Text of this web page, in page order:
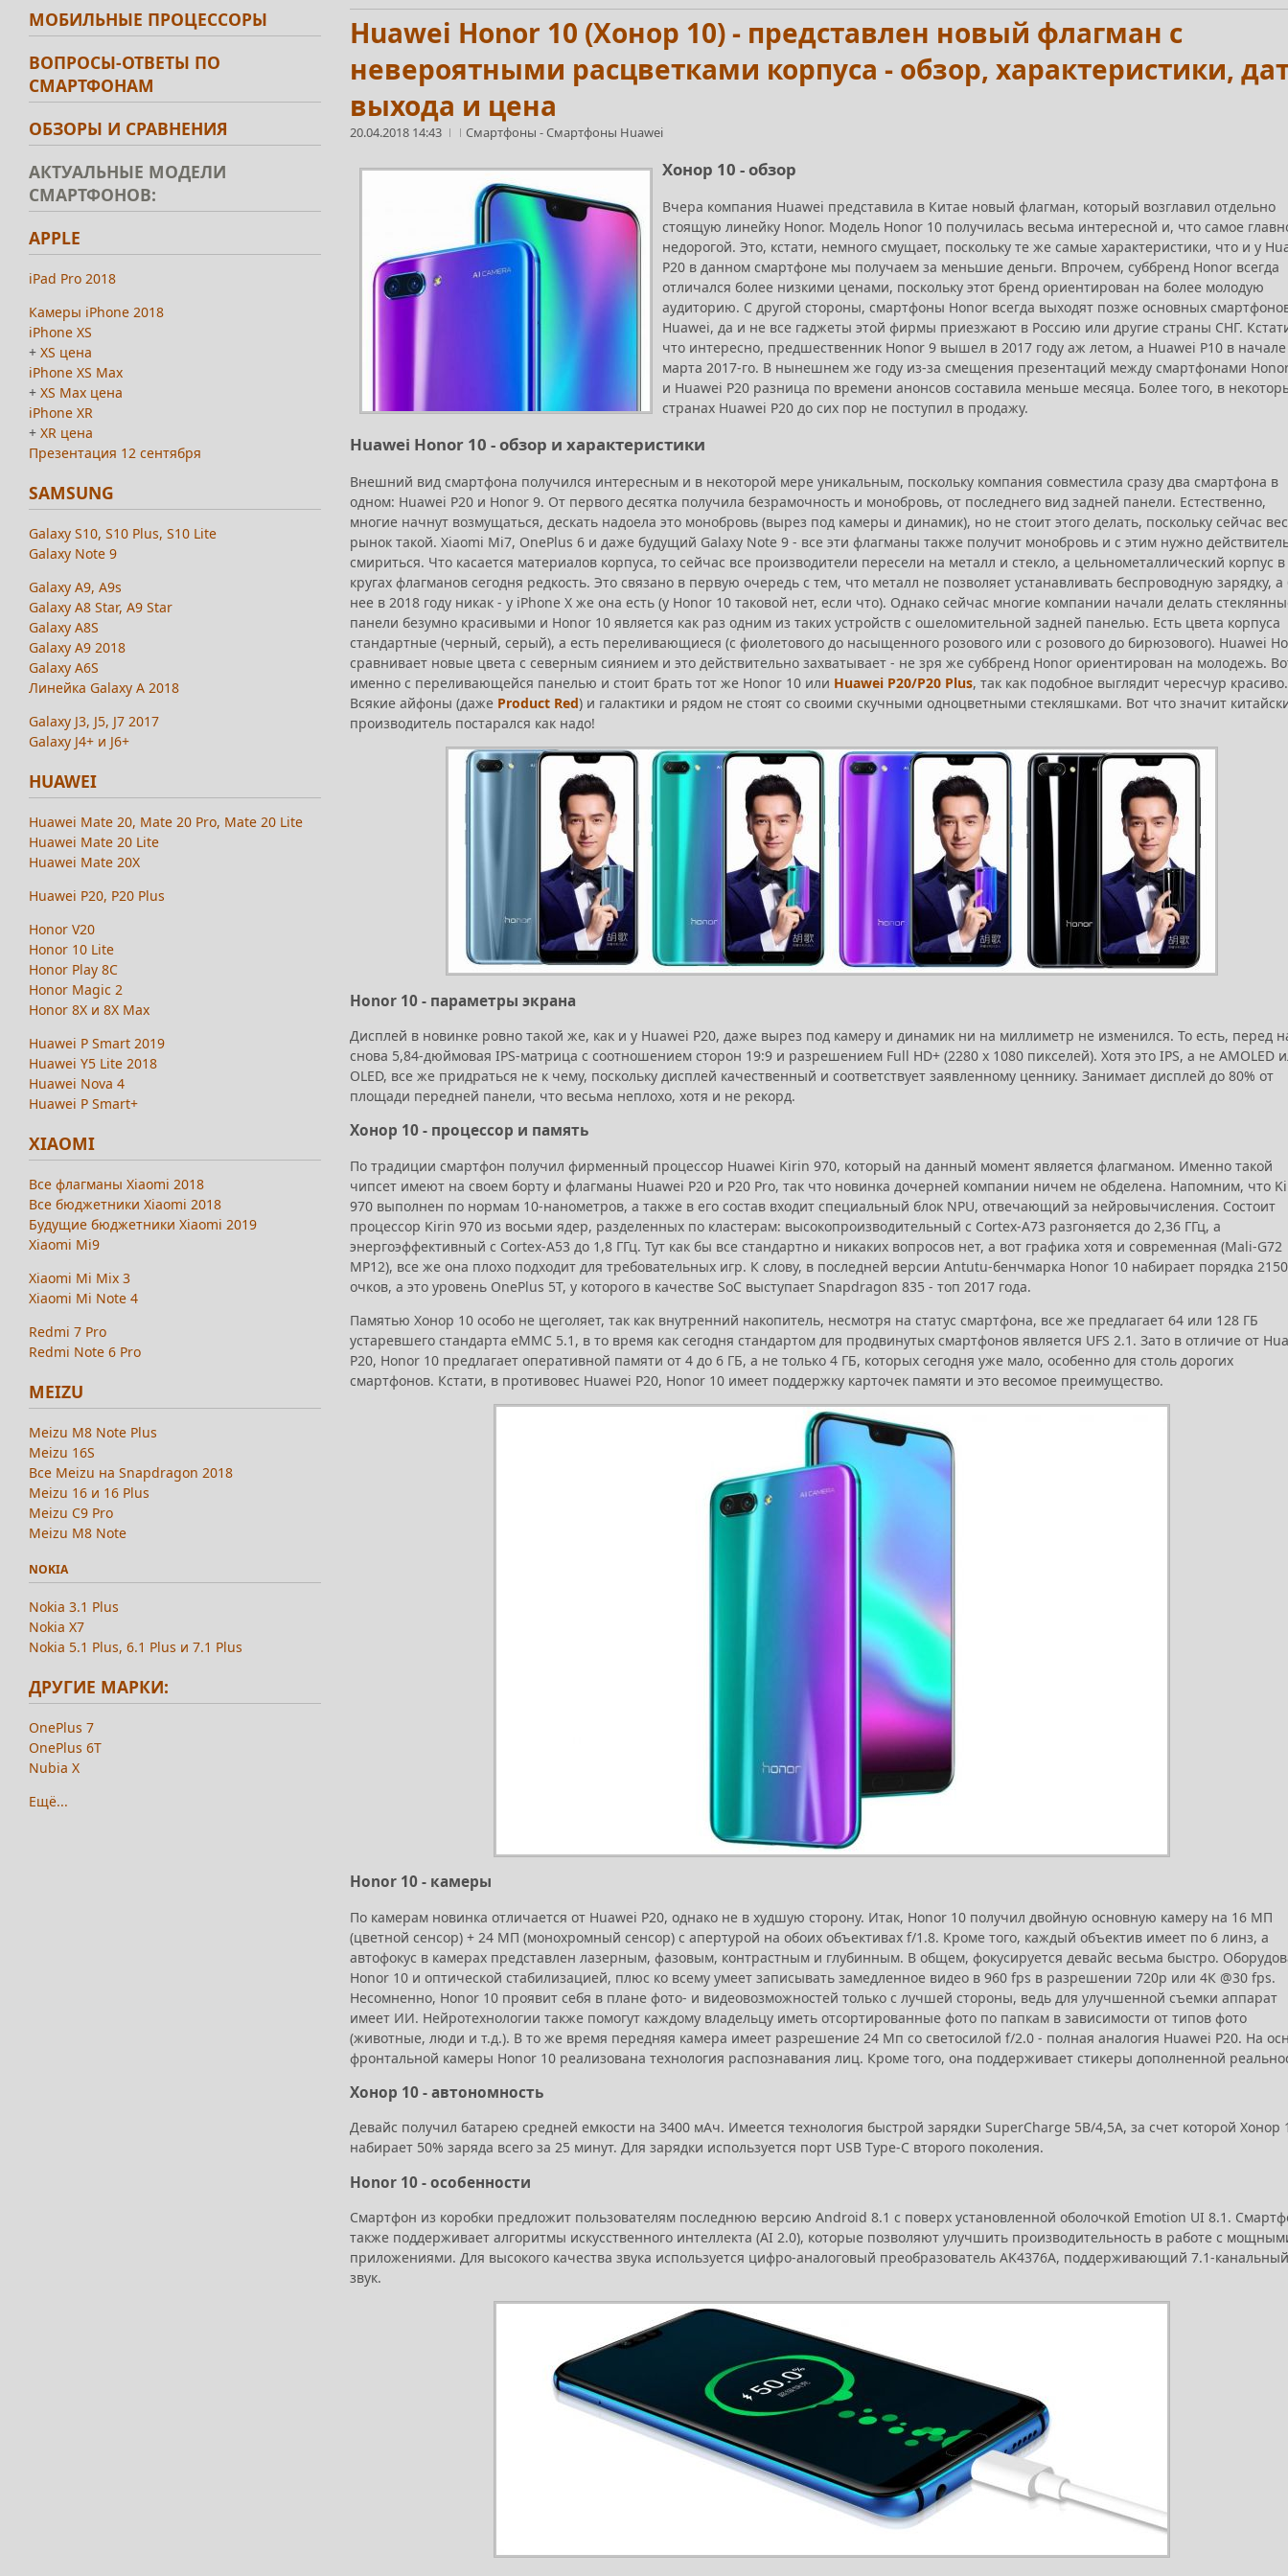
Huawei Honor 10 (Хонор 10) - представлен новый флагман с
невероятными расцветками корпуса - обзор, характеристики,
выхода и цена
20.04.2018 14:43 Смартфоны -Смартфоны Huawei
Хонор 10 - обзор
Вчера компания Huawei представила в Китае новый флагман, который возглавил отдельно
стоящую линейку Honor. Модель Honor 10 получилась весьма интересной и, что самое
недорогой. Это, кстати, немного смущает, поскольку те же самые характеристики, что и у
P20 в данном смартфоне мы получаем за меньшие деньги. Впрочем, суббренд Honor всегда
отличался более низкими ценами, поскольку этот бренд ориентирован на более молодую
аудиторию. С другой стороны, смартфоны Honor всегда выходят позже основных
Huawei, да и не все гаджеты этой фирмы приезжают в Россию или другие страны СНГ.
что интересно, предшественник Honor 9 вышел в 2017 году аж летом, а Huawei P10 в начале
марта 2017-го. В нынешнем же году из-за смещения презентаций между смартфонами
и Huawei P20 разница по времени анонсов составила меньше месяца. Более того, в
странах Huawei P20 до сих пор не поступил в продажу.
Huawei Honor 10 - обзор и характеристики
Внешний вид смартфона получился интересным и в некоторой мере уникальным, поскольку компания совместила сразу два смартфона в
одном: Huawei P20 и Honor 9. От первого десятка получила безрамочность и монобровь, от последнего вид задней панели. Естественно,
многие начнут возмущаться, дескать надоела это монобровь (вырез под камеры и динамик), но не стоит этого делать, поскольку сейчас
рынок такой. Xiaomi Mi7, OnePlus 6 и даже будущий Galaxy Note 9 - все эти флагманы также получит монобровь и с этим нужно
смириться. Что касается материалов корпуса, то сейчас все производители пересели на металл и стекло, а цельнометаллический корпус в
кругах флагманов сегодня редкость. Это связано в первую очередь с тем, что металл не позволяет устанавливать беспроводную зарядку, а
нее в 2018 году никак - у iPhone X же она есть (у Honor 10 таковой нет, если что). Однако сейчас многие компании начали делать
панели безумно красивыми и Honor 10 является как раз одним из таких устройств с ошеломительной задней панелью. Есть цвета корпуса
стандартные (черный, серый), а есть переливающиеся (с фиолетового до насыщенного розового или с розового до бирюзового). Huawei
сравнивает новые цвета с северным сиянием и это действительно захватывает - не зря же суббренд Honor ориентирован на молодежь.
именно с переливающейся панелью и стоит брать тот же Honor 10 или Huawei P20/P20 Plus, так как подобное выглядит чересчур красиво.
Всякие айфоны (даже Product Red) и галактики и рядом не стоят со своими скучными одноцветными стекляшками. Вот что значит
производитель постарался как надо!
Honor 10 - параметры экрана
Дисплей в новинке ровно такой же, как и у Huawei P20, даже вырез под камеру и динамик ни на миллиметр не изменился. То есть, перед
снова 5,84-дюймовая IPS-матрица с соотношением сторон 19:9 и разрешением Full HD+ (2280 х 1080 пикселей). Хотя это IPS, а не AMOLED
OLED, все же придраться не к чему, поскольку дисплей качественный и соответствует заявленному ценнику. Занимает дисплей до 80% от
площади передней панели, что весьма неплохо, хотя и не рекорд.
Хонор 10 - процессор и память
По традиции смартфон получил фирменный процессор Huawei Kirin 970, который на данный момент является флагманом. Именно такой
чипсет имеют на своем борту и флагманы Huawei P20 и P20 Pro, так что новинка дочерней компании ничем не обделена. Напомним, что
970 выполнен по нормам 10-нанометров, а также в его состав входит специальный блок NPU, отвечающий за нейровычисления. Состоит
процессор Kirin 970 из восьми ядер, разделенных по кластерам: высокопроизводительный с Cortex-A73 разгоняется до 2,36 ГГц, а
энергоэффективный с Cortex-A53 до 1,8 ГГц. Тут как бы все стандартно и никаких вопросов нет, а вот графика хотя и современная (Mali-G72
MP12), все же она плохо подходит для требовательных игр. К слову, в последней версии Antutu-бенчмарка Honor 10 набирает порядка
очков, а это уровень OnePlus 5T, у которого в качестве SoC выступает Snapdragon 835 - топ 2017 года.
Памятью Хонор 10 особо не щеголяет, так как внутренний накопитель, несмотря на статус смартфона, все же предлагает 64 или 128 ГБ
устаревшего стандарта eMMC 5.1, в то время как сегодня стандартом для продвинутых смартфонов является UFS 2.1. Зато в отличие от
P20, Honor 10 предлагает оперативной памяти от 4 до 6 ГБ, а не только 4 ГБ, которых сегодня уже мало, особенно для столь дорогих
смартфонов. Кстати, в противовес Huawei P20, Honor 10 имеет поддержку карточек памяти и это весомое преимущество.
Honor 10 - камеры
По камерам новинка отличается от Huawei P20, однако не в худшую сторону. Итак, Honor 10 получил двойную основную камеру на 16 МП
(цветной сенсор) + 24 МП (монохромный сенсор) с апертурой на обоих объективах f/1.8. Кроме того, каждый объектив имеет по 6 линз, а
автофокус в камерах представлен лазерным, фазовым, контрастным и глубинным. В общем, фокусируется девайс весьма быстро.
Honor 10 и оптической стабилизацией, плюс ко всему умеет записывать замедленное видео в 960 fps в разрешении 720р или 4К @30 fps.
Несомненно, Honor 10 проявит себя в плане фото- и видеовозможностей только с лучшей стороны, ведь для улучшенной съемки аппарат
имеет ИИ. Нейротехнологии также помогут каждому владельцу иметь отсортированные фото по папкам в зависимости от типов фото
(животные, люди и т.д.). В то же время передняя камера имеет разрешение 24 Мп со светосилой f/2.0 - полная аналогия Huawei P20. На
фронтальной камеры Honor 10 реализована технология распознавания лиц. Кроме того, она поддерживает стикеры дополненной
Хонор 10 - автономность
Девайс получил батарею средней емкости на 3400 мАч. Имеется технология быстрой зарядки SuperCharge 5В/4,5А, за счет которой Хонор
набирает 50% заряда всего за 25 минут. Для зарядки используется порт USB Type-C второго поколения.
Honor 10 - особенности
Смартфон из коробки предложит пользователям последнюю версию Android 8.1 с поверх установленной оболочкой Emotion UI 8.1.
также поддерживает алгоритмы искусственного интеллекта (AI 2.0), которые позволяют улучшить производительность в работе с
приложениями. Для высокого качества звука используется цифро-аналоговый преобразователь AK4376A, поддерживающий 7.1-канальный
звук.
МОБИЛЬНЫЕ ПРОЦЕССОРЫ
ВОПРОСЫ-ОТВЕТЫ ПО
СМАРТФОНАМ
ОБЗОРЫ И СРАВНЕНИЯ
АКТУАЛЬНЫЕ МОДЕЛИ
СМАРТФОНОВ:
APPLE
iPad Pro 2018
Камеры iPhone 2018
iPhone XS
+ XS цена
iPhone XS Max
+ XS Max цена
iPhone XR
+ XR цена
Презентация 12 сентября
SAMSUNG
Galaxy S10, S10 Plus, S10 Lite
Galaxy Note 9
Galaxy A9, A9s
Galaxy A8 Star, A9 Star
Galaxy A8S
Galaxy A9 2018
Galaxy A6S
Линейка Galaxy A 2018
Galaxy J3, J5, J7 2017
Galaxy J4+ и J6+
HUAWEI
Huawei Mate 20, Mate 20 Pro, Mate 20 Lite
Huawei Mate 20 Lite
Huawei Mate 20X
Huawei P20, P20 Plus
Honor V20
Honor 10 Lite
Honor Play 8C
Honor Magic 2
Honor 8X и 8X Max
Huawei P Smart 2019
Huawei Y5 Lite 2018
Huawei Nova 4
Huawei P Smart+
XIAOMI
Все флагманы Xiaomi 2018
Все бюджетники Xiaomi 2018
Будущие бюджетники Xiaomi 2019
Xiaomi Mi9
Xiaomi Mi Mix 3
Xiaomi Mi Note 4
Redmi 7 Pro
Redmi Note 6 Pro
MEIZU
Meizu M8 Note Plus
Meizu 16S
Все Meizu на Snapdragon 2018
Meizu 16 и 16 Plus
Meizu C9 Pro
Meizu M8 Note
NOKIA
Nokia 3.1 Plus
Nokia X7
Nokia 5.1 Plus, 6.1 Plus и 7.1 Plus
ДРУГИЕ МАРКИ:
OnePlus 7
OnePlus 6T
Nubia X
Ещё...